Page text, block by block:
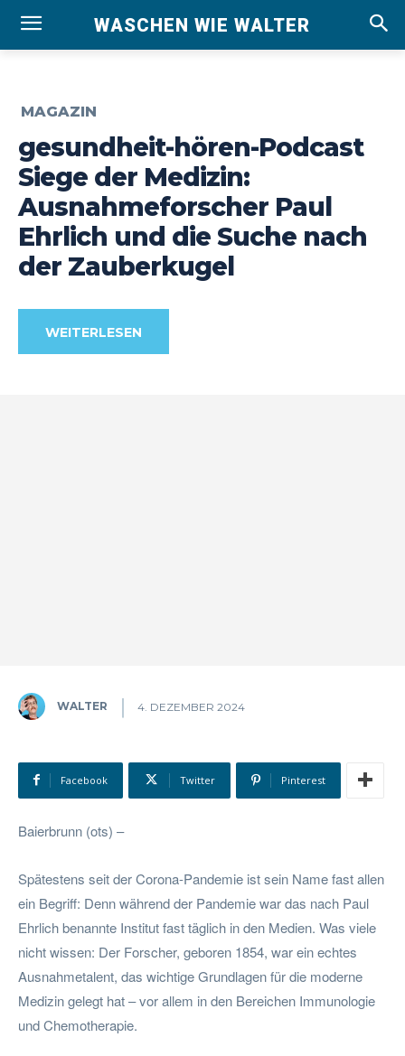
WASCHEN WIE WALTER
MAGAZIN
gesundheit-hören-Podcast
Siege der Medizin:
Ausnahmeforscher Paul
Ehrlich und die Suche nach
der Zauberkugel
WEITERLESEN
WALTER 4. DEZEMBER 2024
Facebook Twitter Pinterest
Baierbrunn (ots) –
Spätestens seit der Corona-Pandemie ist sein Name fast allen
ein Begriff: Denn während der Pandemie war das nach Paul
Ehrlich benannte Institut fast täglich in den Medien. Was viele
nicht wissen: Der Forscher, geboren 1854, war ein echtes
Ausnahmetalent, das wichtige Grundlagen für die moderne
Medizin gelegt hat – vor allem in den Bereichen Immunologie
und Chemotherapie.